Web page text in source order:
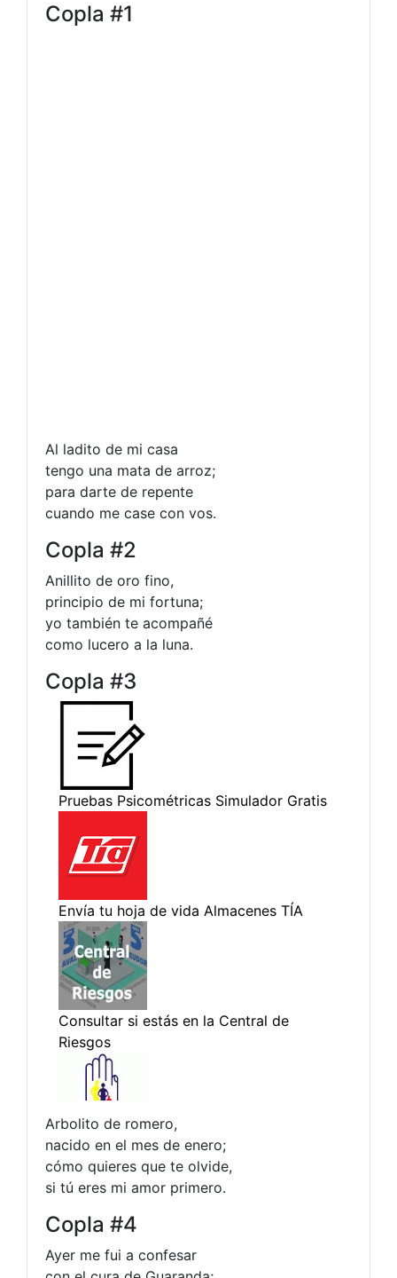
Copla #1
Al ladito de mi casa
tengo una mata de arroz;
para darte de repente
cuando me case con vos.
Copla #2
Anillito de oro fino,
principio de mi fortuna;
yo también te acompañé
como lucero a la luna.
Copla #3
Arbolito de romero,
nacido en el mes de enero;
cómo quieres que te olvide,
si tú eres mi amor primero.
Copla #4
Ayer me fui a confesar